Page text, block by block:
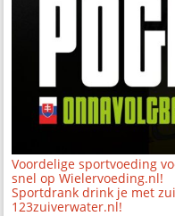
Voordelige sportvoeding
snel op Wielervoeding.nl!
Sportdrank drink je met
123zuiverwater.nl!